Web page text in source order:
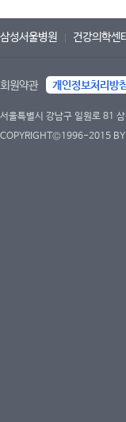
삼성서울병원 건강의학센
회원약관 개인정보처리방침
서울특별시 강남구 일원로 81
COPYRIGHT©1996-2015 BY